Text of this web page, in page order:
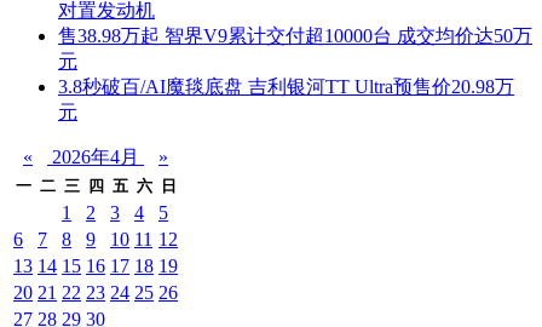
对置发动机
售38.98万起 智界V9累计交付超10000台 成交均价达50万
元
3.8秒破百/AI魔毯底盘 吉利银河TT Ultra预售价20.98万
元
« 2026年4月 »
一 二 三 四 五 六 日
1 2 3 4
5
6
7 8 9 10 11 12
13 14 15 16 17 18 19
20 21 22 23 24 25 26
27 28 29 30